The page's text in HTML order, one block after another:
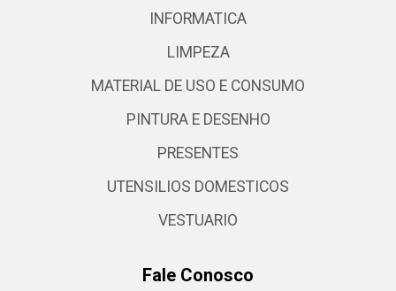
INFORMATICA
LIMPEZA
MATERIAL DE USO E CONSUMO
PINTURA E DESENHO
PRESENTES
UTENSILIOS DOMESTICOS
VESTUARIO
Fale Conosco